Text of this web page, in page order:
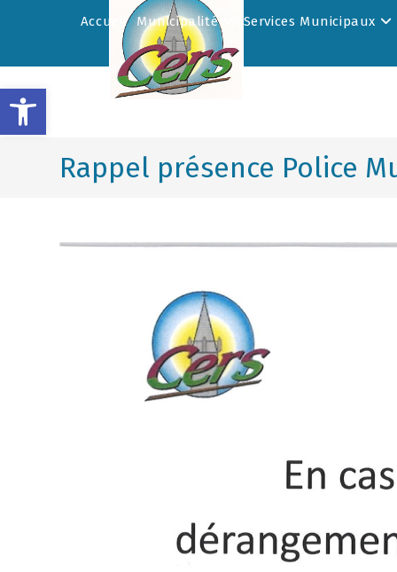
Accueil Municipalité Services Municipaux
Rappel présence Police
Ouvrir la barre d’outils